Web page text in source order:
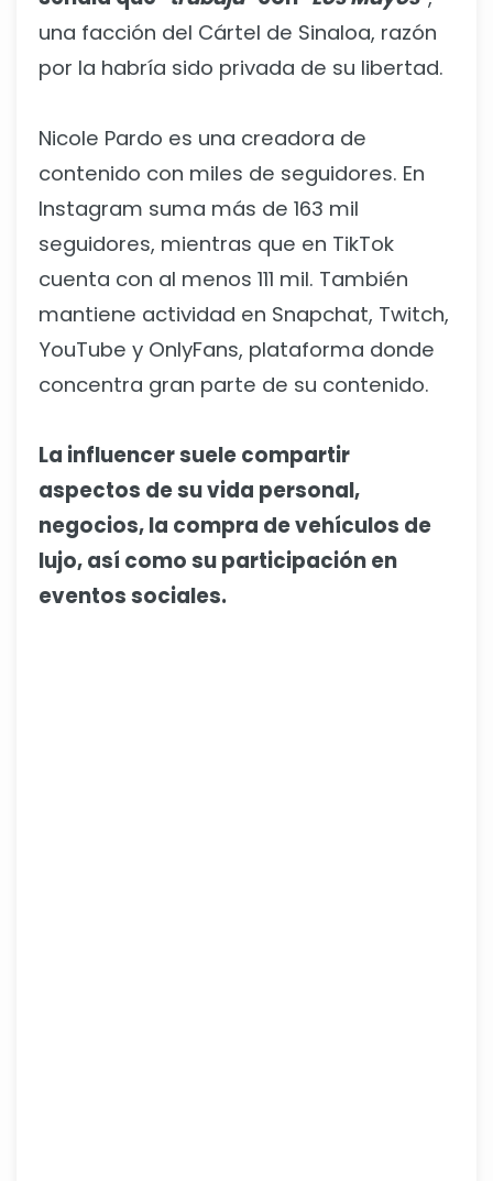
una facción del Cártel de Sinaloa, razón
por la habría sido privada de su libertad.
Nicole Pardo es una creadora de
contenido con miles de seguidores. En
Instagram suma más de 163 mil
seguidores, mientras que en TikTok
cuenta con al menos 111 mil. También
mantiene actividad en Snapchat, Twitch,
YouTube y OnlyFans, plataforma donde
concentra gran parte de su contenido.
La influencer suele compartir
aspectos de su vida personal,
negocios, la compra de vehículos de
lujo, así como su participación en
eventos sociales.